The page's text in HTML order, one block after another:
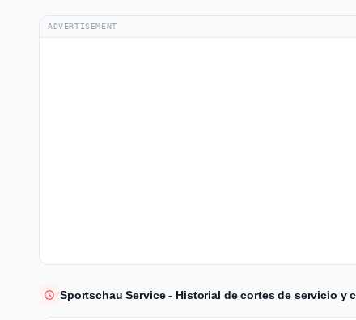
ADVERTISEMENT
Sportschau Service - Historial de cortes de servicio y